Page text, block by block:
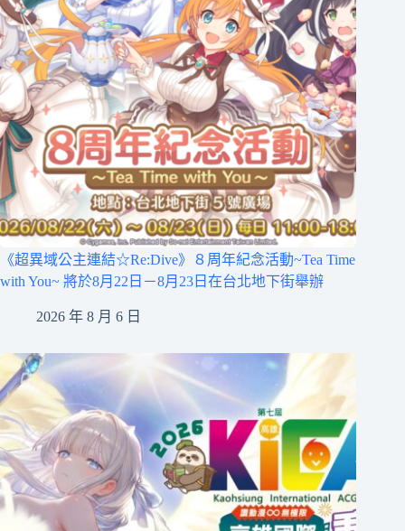
《超異域公主連結☆Re:Dive》８周年紀念活動~Tea Time
with You~ 將於8月22日－8月23日在台北地下街舉辦
2026 年 8 月 6 日